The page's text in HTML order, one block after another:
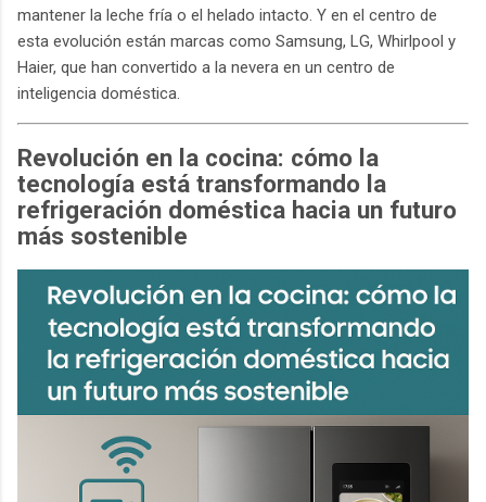
mantener la leche fría o el helado intacto. Y en el centro de
esta evolución están marcas como Samsung, LG, Whirlpool y
Haier, que han convertido a la nevera en un centro de
inteligencia doméstica.
Revolución en la cocina: cómo la
tecnología está transformando la
refrigeración doméstica hacia un futuro
más sostenible